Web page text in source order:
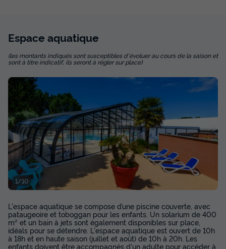
soleils
Modifier les dates
419 €
Voir les disponibilités
MOBILHOME 6 personnes - 4 Pièces 6
Personnes + TV - 4 soleils
Espace aquatique
(les montants indiqués sont susceptibles d'évoluer au cours de la saison et
sont à titre indicatif, ils seront à régler sur place)
1/10
L'espace aquatique se compose d’une piscine couverte, avec
pataugeoire et toboggan pour les enfants. Un solarium de 400
m² et un bain à jets sont également disponibles sur place,
idéals pour se détendre. L'espace aquatique est ouvert de 10h
à 18h et en haute saison (juillet et août) de 10h à 20h. Les
enfants doivent être accompagnés d'un adulte pour accéder à